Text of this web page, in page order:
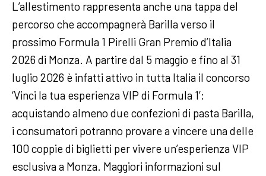
L’allestimento rappresenta anche una tappa del
percorso che accompagnerà Barilla verso il
prossimo Formula 1 Pirelli Gran Premio d’Italia
2026 di Monza. A partire dal 5 maggio e fino al 31
luglio 2026 è infatti attivo in tutta Italia il concorso
‘Vinci la tua esperienza VIP di Formula 1’:
acquistando almeno due confezioni di pasta Barilla,
i consumatori potranno provare a vincere una delle
100 coppie di biglietti per vivere un’esperienza VIP
esclusiva a Monza. Maggiori informazioni sul